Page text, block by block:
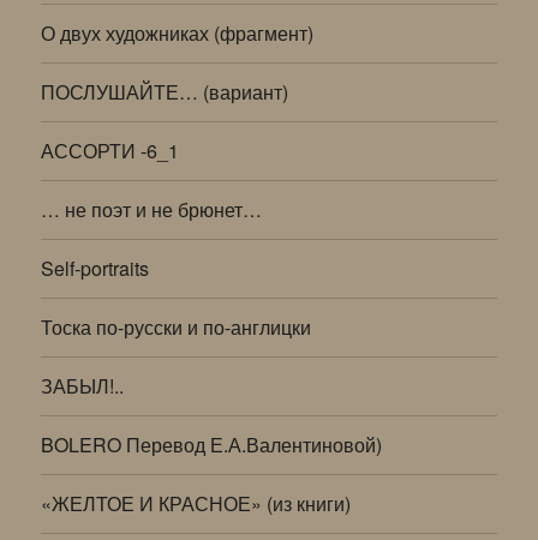
О двух художниках (фрагмент)
ПОСЛУШАЙТЕ… (вариант)
АССОРТИ -6_1
… не поэт и не брюнет…
Self-portraits
Тоска по-русски и по-англицки
ЗАБЫЛ!..
BOLERO Перевод Е.А.Валентиновой)
«ЖЕЛТОЕ И КРАСНОЕ» (из книги)